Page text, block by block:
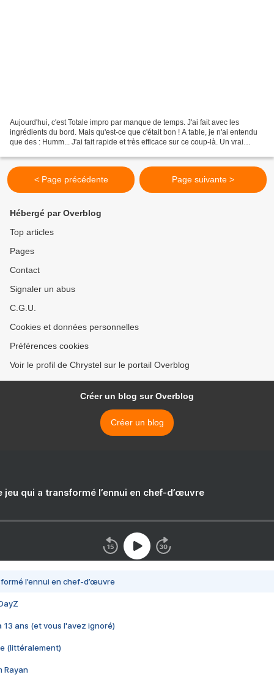
Aujourd'hui, c'est Totale impro par manque de temps. J'ai fait avec les
ingrédients du bord. Mais qu'est-ce que c'était bon ! A table, je n'ai entendu
que des : Humm... J'ai fait rapide et très efficace sur ce coup-là. Un vrai
< Page précédente Page suivante >
Hébergé par Overblog
Top articles
Pages
Contact
Signaler un abus
C.G.U.
Cookies et données personnelles
Préférences cookies
Voir le profil de Chrystel sur le portail Overblog
Créer un blog sur Overblog
Créer un blog
jeu qui a transformé l’ennui en chef-d’œuvre
l’ennui en chef-d’œuvre
13 ans (et vous l'avez ignoré)
(littéralement)
Rayan